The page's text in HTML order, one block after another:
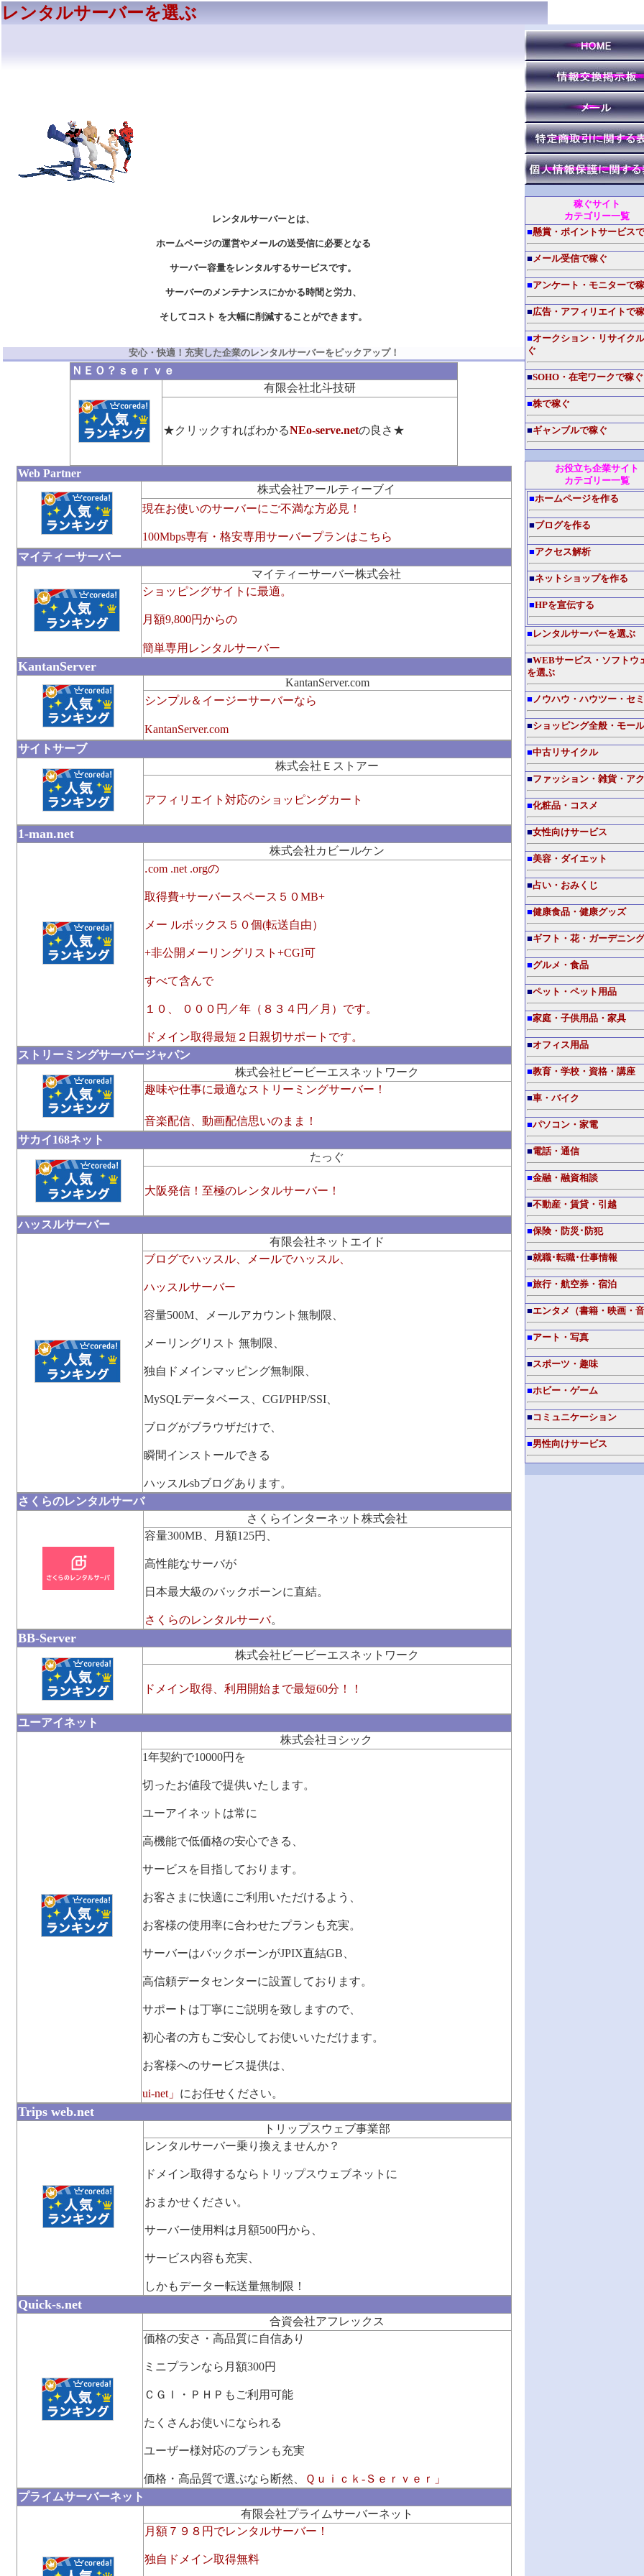
レンタルサーバーを選ぶ
レンタルサーバーとは、
ホームページの運営やメールの送受信に必要となる
サーバー容量をレンタルするサービスです。
サーバーのメンテナンスにかかる時間と労力、
そしてコスト を大幅に削減することができます。
安心・快適！充実した企業のレンタルサーバーをピックアップ！
ＮＥＯ？ｓｅｒｖｅ
有限会社北斗技研
★クリックすればわかるNEo-serve.netの良さ★
Web Partner
株式会社アールティーブイ
現在お使いのサーバーにご不満な方必見！
100Mbps専有・格安専用サーバープランはこちら
マイティーサーバー
マイティーサーバー株式会社
ショッピングサイトに最適。
月額9,800円からの
簡単専用レンタルサーバー
KantanServer
KantanServer.com
シンプル＆イージーサーバーなら
KantanServer.com
サイトサーブ
株式会社Ｅストアー
アフィリエイト対応のショッピングカート
1-man.net
株式会社カビールケン
.com .net .orgの
取得費+サーバースペース５０MB+
メー ルボックス５０個(転送自由）
+非公開メーリングリスト+CGI可
すべて含んで
１０、 ０００円／年（８３４円／月）です。
ドメイン取得最短２日親切サポートです。
ストリーミングサーバージャパン
株式会社ビービーエスネットワーク
趣味や仕事に最適なストリーミングサーバー！
音楽配信、動画配信思いのまま！
サカイ168ネット
たっぐ
大阪発信！至極のレンタルサーバー！
ハッスルサーバー
有限会社ネットエイド
ブログでハッスル、メールでハッスル、
ハッスルサーバー
容量500M、メールアカウント無制限、
メーリングリスト 無制限、
独自ドメインマッピング無制限、
MySQLデータベース、CGI/PHP/SSI、
ブログがブラウザだけで、
瞬間インストールできる
ハッスルsbブログあります。
さくらのレンタルサーバ
さくらインターネット株式会社
容量300MB、月額125円、
高性能なサーバが
日本最大級のバックボーンに直結。
さくらのレンタルサーバ。
BB-Server
株式会社ビービーエスネットワーク
ドメイン取得、利用開始まで最短60分！！
ユーアイネット
株式会社ヨシック
1年契約で10000円を
切ったお値段で提供いたします。
ユーアイネットは常に
高機能で低価格の安心できる、
サービスを目指しております。
お客さまに快適にご利用いただけるよう、
お客様の使用率に合わせたプランも充実。
サーバーはバックボーンがJPIX直結GB、
高信頼データセンターに設置しております。
サポートは丁寧にご説明を致しますので、
初心者の方もご安心してお使いいただけます。
お客様へのサービス提供は、
ui-net」 にお任せください。
Trips web.net
トリップスウェブ事業部
レンタルサーバー乗り換えませんか？
ドメイン取得するならトリップスウェブネットに
おまかせください。
サーバー使用料は月額500円から、
サービス内容も充実、
しかもデーター転送量無制限！
Quick-s.net
合資会社アフレックス
価格の安さ・高品質に自信あり
ミニプランなら月額300円
ＣＧＩ・ＰＨＰもご利用可能
たくさんお使いになられる
ユーザー様対応のプランも充実
価格・高品質で選ぶなら断然、
Ｑｕｉｃｋ-Ｓｅｒｖｅｒ」
プライムサーバーネット
有限会社プライムサーバーネット
月額７９８円でレンタルサーバー！
独自ドメイン取得無料
稼ぐサイト
カテゴリー一覧
■懸賞・ポイントサービス
■メール受信で稼ぐ
■アンケート・モニターで
■広告・アフィリエイトで
■オークション・リサイク
ぐ
■SOHO・在宅ワークで稼ぐ
■株で稼ぐ
■ギャンブルで稼ぐ
お役立ち企業サイト
カテゴリー一覧
■ホームページを作る
■ブログを作る
■アクセス解析
■ネットショップを作る
■HPを宣伝する
■ レンタルサーバーを選ぶ
■WEBサービス・ソフトウ
を選ぶ
■ノウハウ・ハウツー・セ
■ショッピング全般・モール
■中古リサイクル
■ファッション・雑貨・ア
■化粧品・コスメ
■女性向けサービス
■美容・ダイエット
■占い・おみくじ
■健康食品・健康グッズ
■ギフト・花・ガーデニング
■グルメ・食品
■ペット・ペット用品
■家庭・子供用品・家具
■オフィス用品
■教育・学校・資格・講座
■車・バイク
■パソコン・家電
■電話・通信
■金融・融資相談
■不動産・賃貸・引越
■保険・防災･防犯
■就職･転職･仕事情報
■旅行・航空券・宿泊
■エンタメ（書籍・映画・
■アート・写真
■スポーツ・趣味
■ホビー・ゲーム
■ コミュニケーション
■男性向けサービス